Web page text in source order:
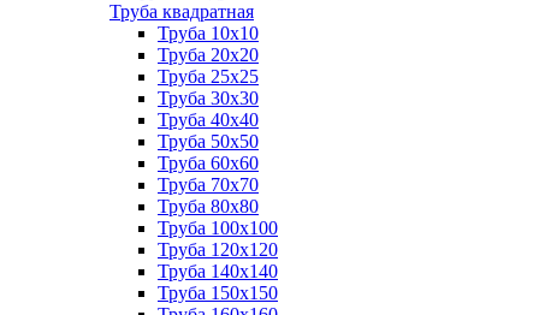
Труба квадратная
Труба 10x10
Труба 20x20
Труба 25x25
Труба 30x30
Труба 40x40
Труба 50x50
Труба 60x60
Труба 70x70
Труба 80x80
Труба 100x100
Труба 120x120
Труба 140x140
Труба 150x150